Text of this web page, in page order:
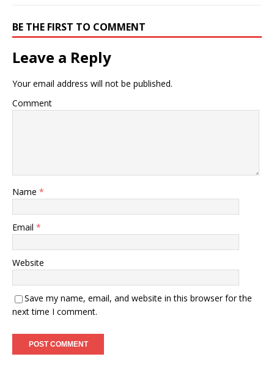
BE THE FIRST TO COMMENT
Leave a Reply
Your email address will not be published.
Comment
Name *
Email *
Website
Save my name, email, and website in this browser for the
next time I comment.